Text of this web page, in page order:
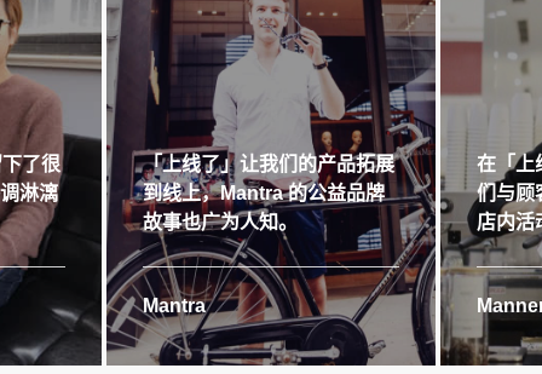
了很
淋漓
「上线了」让我们的产品拓展
到线上，Mantra 的公益品牌
故事也广为人知。
Mantra
在「上
们与顾
店内活